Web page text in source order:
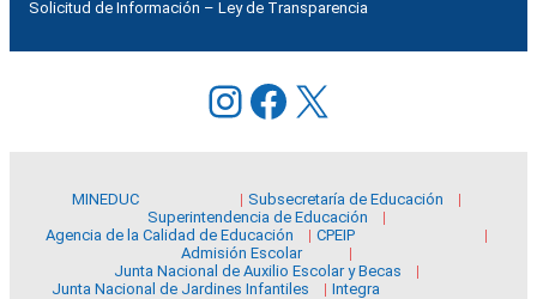
Solicitud de Información – Ley de Transparencia
Instagram
Facebook
X
MINEDUC
Subsecretaría de Educación
Superintendencia de Educación
Agencia de la Calidad de Educación
CPEIP
Admisión Escolar
Junta Nacional de Auxilio Escolar y Becas
Junta Nacional de Jardines Infantiles
Integra